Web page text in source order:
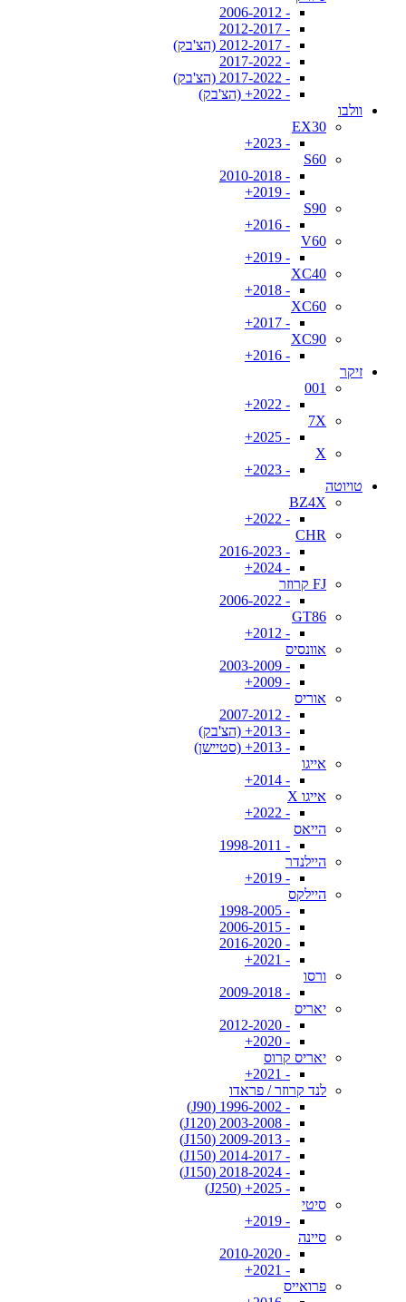
- 2006-2012
- 2012-2017
- 2012-2017 (הצ'בק)
- 2017-2022
- 2017-2022 (הצ'בק)
- 2022+ (הצ'בק)
וולבו
EX30
- 2023+
S60
- 2010-2018
- 2019+
S90
- 2016+
V60
- 2019+
XC40
- 2018+
XC60
- 2017+
XC90
- 2016+
זיקר
001
- 2022+
7X
- 2025+
X
- 2023+
טויוטה
BZ4X
- 2022+
CHR
- 2016-2023
- 2024+
FJ קרוזר
- 2006-2022
GT86
- 2012+
אוונסיס
- 2003-2009
- 2009+
אוריס
- 2007-2012
- 2013+ (הצ'בק)
- 2013+ (סטיישן)
אייגו
- 2014+
אייגו X
- 2022+
הייאס
- 1998-2011
היילנדר
- 2019+
היילקס
- 1998-2005
- 2006-2015
- 2016-2020
- 2021+
ורסו
- 2009-2018
יאריס
- 2012-2020
- 2020+
יאריס קרוס
- 2021+
לנד קרוזר / פראדו
- 1996-2002 (J90)
- 2003-2008 (J120)
- 2009-2013 (J150)
- 2014-2017 (J150)
- 2018-2024 (J150)
- 2025+ (J250)
סיטי
- 2019+
סיינה
- 2010-2020
- 2021+
פרואייס